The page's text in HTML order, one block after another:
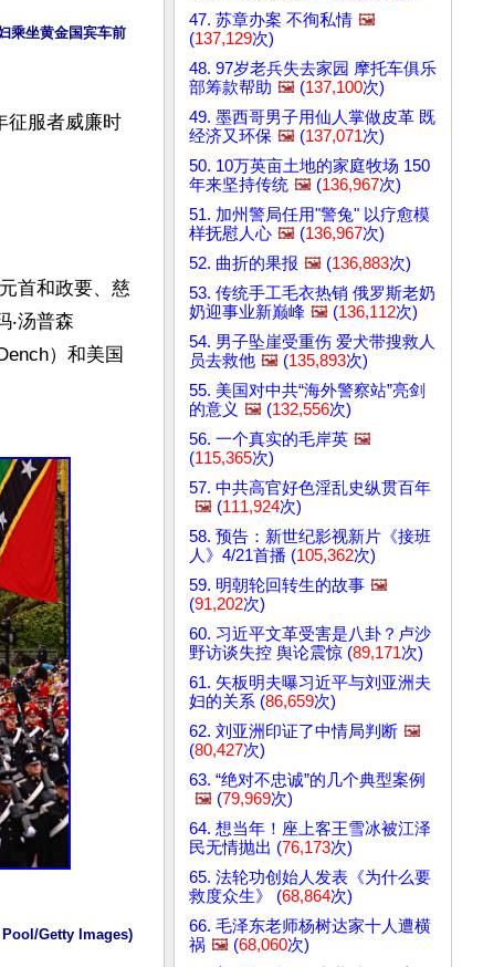
乘坐黄金国宾车前
征服者威廉时
首和政要、慈
‧汤普森
）和美国
Pool/Getty Images)
47. 苏章办案 不徇私情 🖼️
(137,129次)
48. 97岁老兵失去家园 摩托车俱乐
部筹款帮助 🖼️ (137,100次)
49. 墨西哥男子用仙人掌做皮革 既
经济又环保 🖼️ (137,071次)
50. 10万英亩土地的家庭牧场 150
年来坚持传统 🖼️ (136,967次)
51. 加州警局任用"警兔" 以疗愈模
样抚慰人心 🖼️ (136,967次)
52. 曲折的果报 🖼️ (136,883次)
53. 传统手工毛衣热销 俄罗斯老奶
奶迎事业新巅峰 🖼️ (136,112次)
54. 男子坠崖受重伤 爱犬带搜救人
员去救他 🖼️ (135,893次)
55. 美国对中共“海外警察站”亮剑
的意义 🖼️ (132,556次)
56. 一个真实的毛岸英 🖼️
(115,365次)
57. 中共高官好色淫乱史纵贯百年
🖼️ (111,924次)
58. 预告：新世纪影视新片《接班
人》4/21首播 (105,362次)
59. 明朝轮回转生的故事 🖼️
(91,202次)
60. 习近平文革受害是八卦？卢沙
野访谈失控 舆论震惊 (89,171次)
61. 矢板明夫曝习近平与刘亚洲夫
妇的关系 (86,659次)
62. 刘亚洲印证了中情局判断 🖼️
(80,427次)
63. “绝对不忠诚”的几个典型案例
🖼️ (79,969次)
64. 想当年！座上客王雪冰被江泽
民无情抛出 (76,173次)
65. 法轮功创始人发表《为什么要
救度众生》 (68,864次)
66. 毛泽东老师杨树达家十人遭横
祸 🖼️ (68,060次)